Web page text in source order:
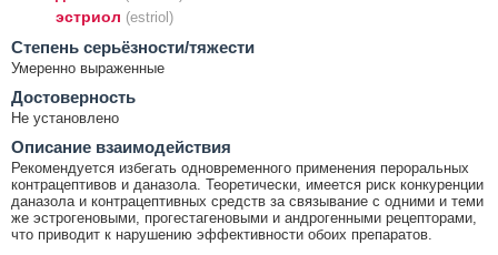
эстриол (estriol)
Cтепень серьёзности/тяжести
Умеренно выраженные
Достоверность
Не установлено
Описание взаимодействия
Рекомендуется избегать одновременного применения пероральных
контрацептивов и даназола. Теоретически, имеется риск конкуренции
даназола и контрацептивных средств за связывание с одними и теми
же эстрогеновыми, прогестагеновыми и андрогенными рецепторами,
что приводит к нарушению эффективности обоих препаратов.